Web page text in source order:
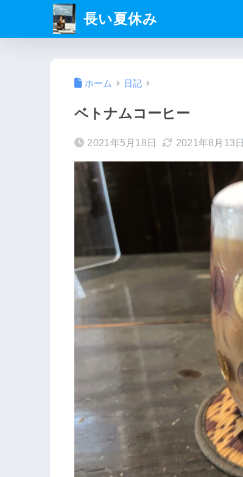
長い夏休み
ホーム 日記
ベトナムコーヒー
2021年5月18日 2021年8月13日